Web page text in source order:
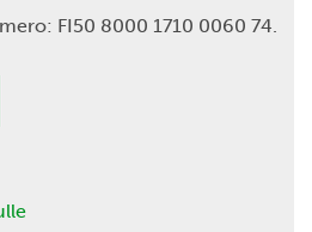
FI50 8000 1710 0060 74.